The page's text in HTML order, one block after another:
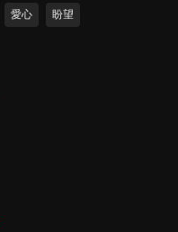
出勇敢
尋神旨意
愛心 盼望